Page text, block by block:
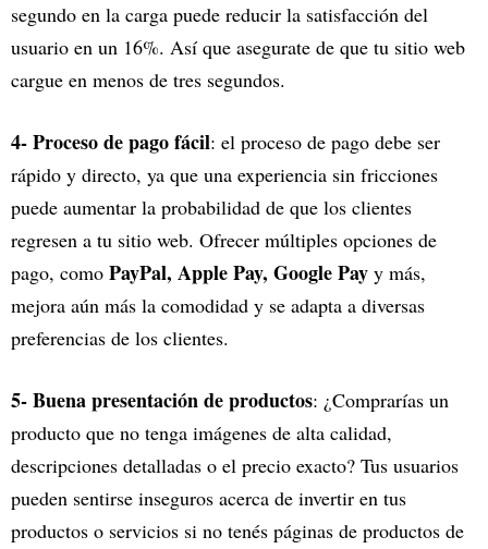
segundo en la carga puede reducir la satisfacción del
usuario en un 16%. Así que asegurate de que tu sitio web
cargue en menos de tres segundos.
4- Proceso de pago fácil: el proceso de pago debe ser
rápido y directo, ya que una experiencia sin fricciones
puede aumentar la probabilidad de que los clientes
regresen a tu sitio web. Ofrecer múltiples opciones de
pago, como PayPal, Apple Pay, Google Pay y más,
mejora aún más la comodidad y se adapta a diversas
preferencias de los clientes.
5- Buena presentación de productos: ¿Comprarías un
producto que no tenga imágenes de alta calidad,
descripciones detalladas o el precio exacto? Tus usuarios
pueden sentirse inseguros acerca de invertir en tus
productos o servicios si no tenés páginas de productos de